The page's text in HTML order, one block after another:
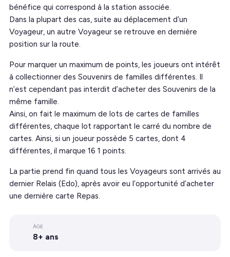
bénéfice qui correspond à la station associée.
Dans la plupart des cas, suite au déplacement d’un
Voyageur, un autre Voyageur se retrouve en dernière
position sur la route.
Pour marquer un maximum de points, les joueurs ont intérêt
à collectionner des Souvenirs de familles différentes. Il
n’est cependant pas interdit d’acheter des Souvenirs de la
même famille.
Ainsi, on fait le maximum de lots de cartes de familles
différentes, chaque lot rapportant le carré du nombre de
cartes. Ainsi, si un joueur possède 5 cartes, dont 4
différentes, il marque 16 1 points.
La partie prend fin quand tous les Voyageurs sont arrivés au
dernier Relais (Edo), après avoir eu l’opportunité d’acheter
une dernière carte Repas.
ÂGE
8+ ans